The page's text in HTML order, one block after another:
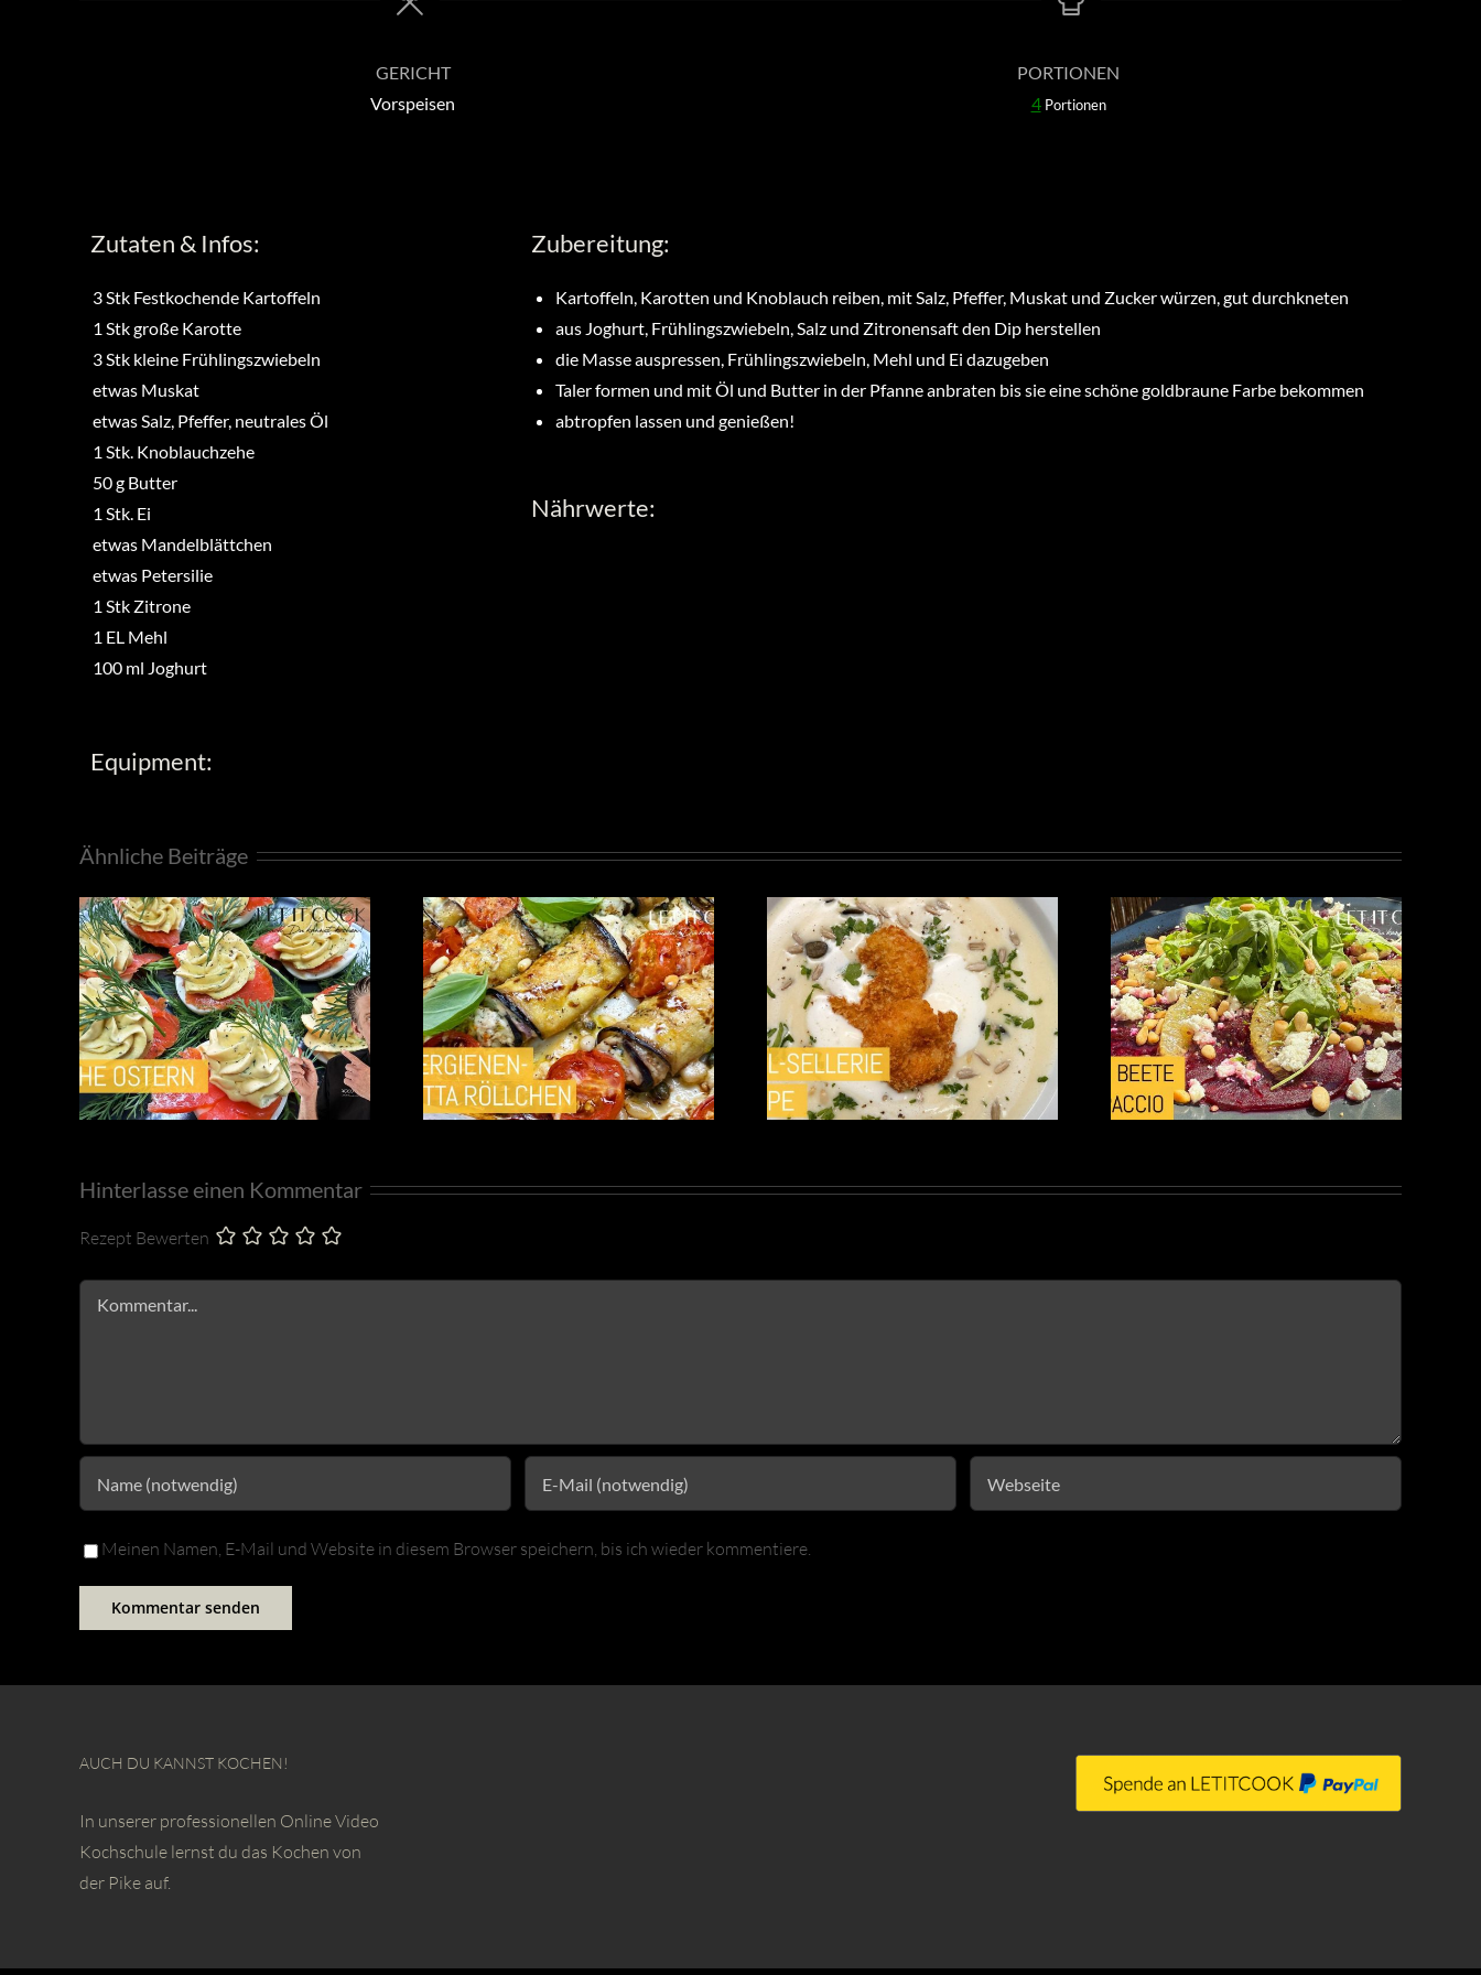
GERICHT
Vorspeisen
PORTIONEN
4 Portionen
Zutaten & Infos:
3Stk Festkochende Kartoffeln
1 Stkgroße Karotte
3Stk kleine Frühlingszwiebeln
etwas Muskat
etwasSalz, Pfeffer, neutrales Öl
1 Stk. Knoblauchzehe
50g Butter
1 Stk. Ei
etwas Mandelblättchen
etwas Petersilie
1 Stk Zitrone
1 EL Mehl
100 ml Joghurt
Equipment:
Zubereitung:
Kartoffeln, Karotten und Knoblauch reiben, mit Salz, Pfeffer, Muskat und Zucker würzen, gut durchkneten
aus Joghurt, Frühlingszwiebeln, Salz und Zitronensaft den Dip herstellen
die Masse auspressen, Frühlingszwiebeln, Mehl und Ei dazugeben
Taler formen und mit Öl und Butter in der Pfanne anbraten bis sie eine schöne goldbraune Farbe bekommen
abtropfen lassen und genießen!
Nährwerte:
Ähnliche Beiträge
Hinterlasse einen Kommentar
Rezept Bewerten
Kommentar
Meinen Namen, E-Mail und Website in diesem Browser speichern, bis ich wieder kommentiere.
AUCH DU KANNST KOCHEN!
In unserer professionellen Online Video
Kochschule lernst du das Kochen von
der Pike auf.